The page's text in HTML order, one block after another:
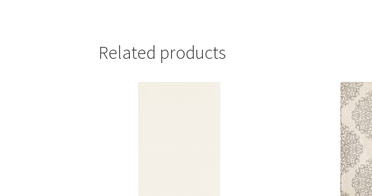
Related products